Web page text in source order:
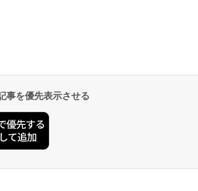
事を優先表示させる